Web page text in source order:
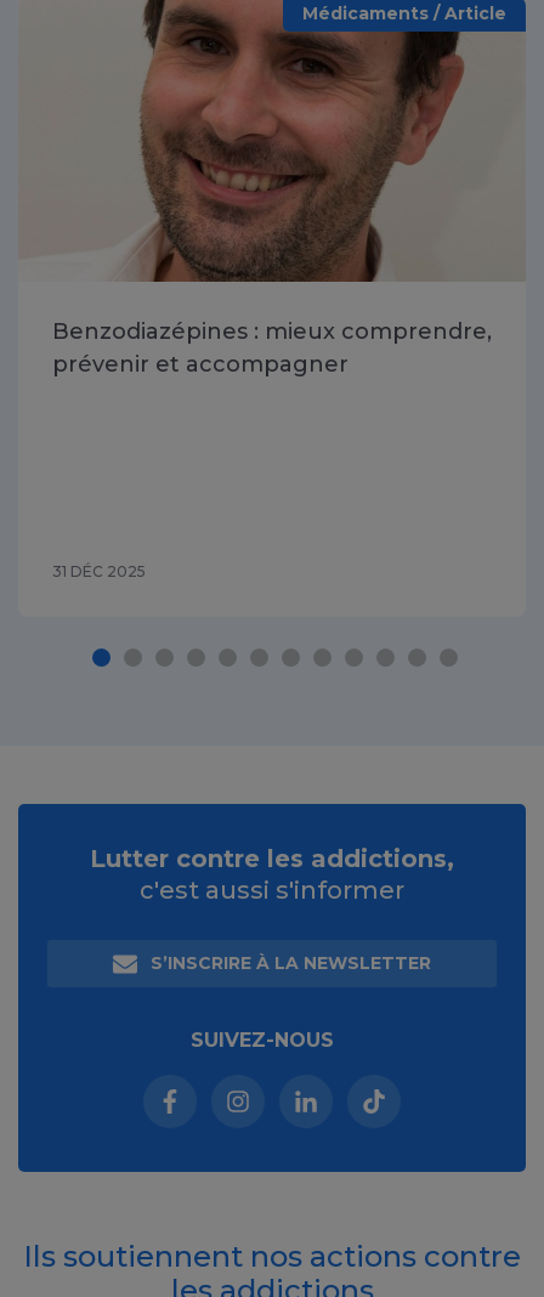
Médicaments / Article
Benzodiazépines : mieux comprendre,
prévenir et accompagner
31 DÉC 2025
Lutter contre les addictions,
c'est aussi s'informer
S’INSCRIRE À LA NEWSLETTER
SUIVEZ-NOUS
Facebook (nouvelle fenêtre)
Instagram (nouvelle fenêtre)
Linkedin (nouvelle
Tiktok (nouvelle
Ils soutiennent nos actions contre